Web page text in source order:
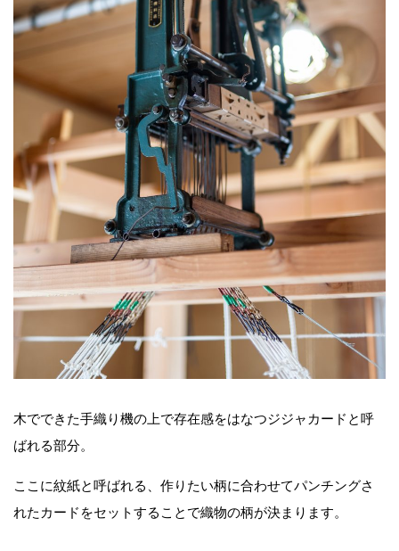
木でできた手織り機の上で存在感をはなつジジャカードと呼
ばれる部分。
ここに紋紙と呼ばれる、作りたい柄に合わせてパンチングさ
れたカードをセットすることで織物の柄が決まります。